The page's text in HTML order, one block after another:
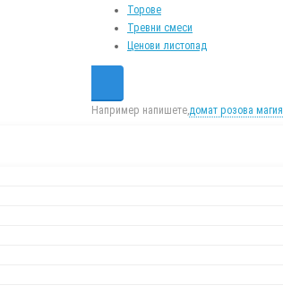
Торове
Тревни смеси
Ценови листопад
Например напишете,домат розова магия